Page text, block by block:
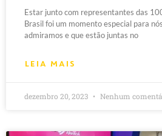
Estar junto com representantes das
Brasil foi um momento especial para
admiramos e que estão juntas no
LEIA MAIS
dezembro 20, 2023 Nenhum